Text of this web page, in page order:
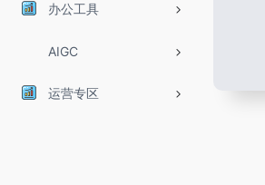
办公工具
AIGC
运营专区